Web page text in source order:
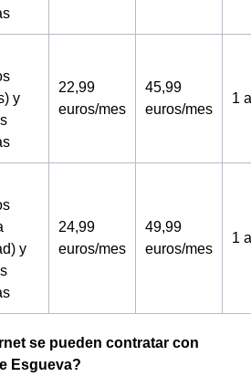
y
22,99
euros/mes
45,99
euros/mes
1
y
24,99
euros/mes
49,99
euros/mes
1
se pueden contratar con
Esgueva?